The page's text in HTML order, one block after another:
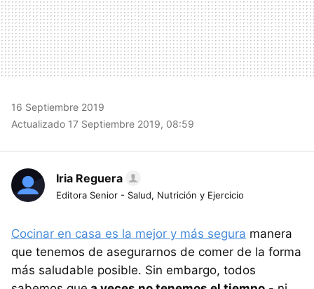
16 Septiembre 2019
Actualizado 17 Septiembre 2019, 08:59
Iria Reguera
Editora Senior - Salud, Nutrición y Ejercicio
Cocinar en casa es la mejor y más segura manera
que tenemos de asegurarnos de comer de la forma
más saludable posible. Sin embargo, todos